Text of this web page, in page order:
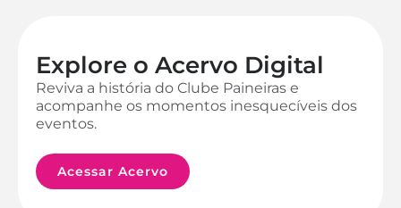
Explore o Acervo Digital
Reviva a história do Clube Paineiras e
acompanhe os momentos inesquecíveis dos
eventos.
Acessar Acervo